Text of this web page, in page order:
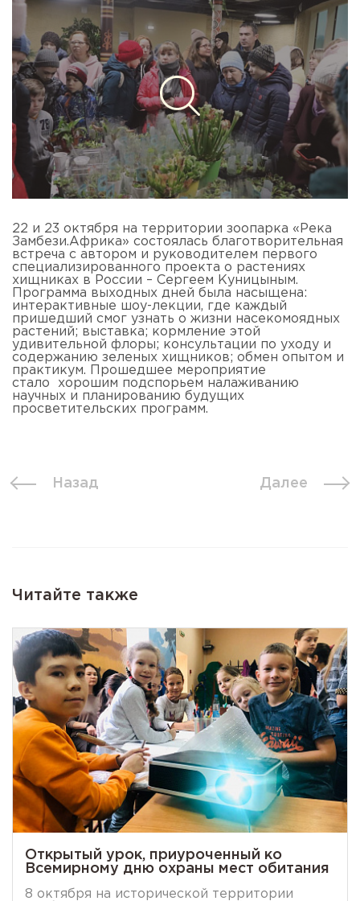
22 и 23 октября на территории зоопарка «Река
Замбези.Африка» состоялась благотворительная
встреча с автором и руководителем первого
специализированного проекта о растениях
хищниках в России – Сергеем Куницыным.
Программа выходных дней была насыщена:
интерактивные шоу-лекции, где каждый
пришедший смог узнать о жизни насекомоядных
растений; выставка; кормление этой
удивительной флоры; консультации по уходу и
содержанию зеленых хищников; обмен опытом и
практикум. Прошедшее мероприятие
стало хорошим подспорьем налаживанию
научных и планированию будущих
просветительских программ.
Назад Далее
Читайте также
Открытый урок, приуроченный ко
Всемирному дню охраны мест обитания
8 октября на исторической территории